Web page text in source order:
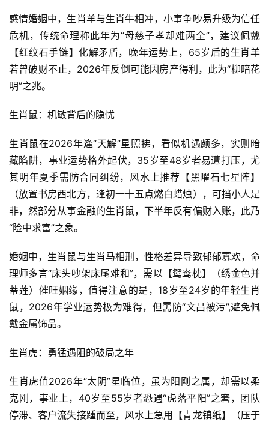
感情婚姻中，生肖羊与生肖牛相冲，小事争吵易升级为信任
危机，传统命理称此年为“母慈子孝却难两全”，建议佩戴
【红纹石手链】化解矛盾，晚年运势上，65岁后的生肖羊
若曾破财不止，2026年反倒可能因房产得利，此为“柳暗花
明”之兆。
生肖鼠：机敏背后的隐忧
生肖鼠在2026年逢“天解”星照拂，看似机遇颇多，实则暗
藏陷阱，事业运势格外起伏，35岁至48岁者易遭打压，尤
其明年夏季需防合同纠纷，风水上推荐【黑曜石七星阵】
（放置书房西北方，逢初一十五点燃白蜡烛），可挡小人是
非，然部分从事金融的生肖鼠，下半年反有偏财入账，此乃
“险中求富”之象。
婚姻中，生肖鼠与生肖马相刑，性格差异导致郁郁寡欢，命
理师多言“床头吵架床尾难和”，需以【鸳鸯枕】（绣金色并
蒂莲）催旺姻缘，值得注意的是，18岁至24岁的年轻生肖
鼠，2026年学业运势极为难得，但需防“文昌被污”,避免佩
戴金属饰品。
生肖虎：勇猛遇阻的破局之年
生肖虎值2026年“太阴”星临位，虽为阳刚之属，却需以柔
克刚，事业上，40岁至55岁者恐遇“虎落平阳”之窘，团队
停滞、客户流失接踵而至，风水上急用【青龙镇纸】（压于